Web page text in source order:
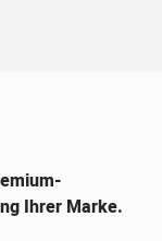
Ihrer Marke.